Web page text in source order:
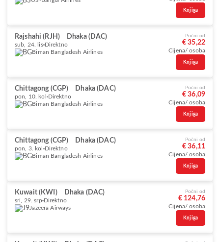
Knjiga
Rajshahi (RJH) Dhaka (DAC)
sub, 24. lis Direktno
Biman Bangladesh Airlines
Počni od
€ 35,22
Cijena/ osoba
Knjiga
Chittagong (CGP) Dhaka (DAC)
pon, 10. kol Direktno
Biman Bangladesh Airlines
Počni od
€ 36,09
Cijena/ osoba
Knjiga
Chittagong (CGP) Dhaka (DAC)
pon, 3. kol Direktno
Biman Bangladesh Airlines
Počni od
€ 36,11
Cijena/ osoba
Knjiga
Kuwait (KWI) Dhaka (DAC)
sri, 29. srp Direktno
Jazeera Airways
Počni od
€ 124,76
Cijena/ osoba
Knjiga